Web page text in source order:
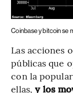
Coinbase y bitcoin se
Las acciones
públicas que
con la
ellas, y los